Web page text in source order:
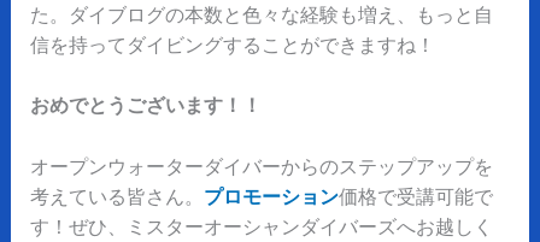
た。ダイブログの本数と色々な経験も増え、もっと自
信を持ってダイビングすることができますね！
おめでとうございます！！
オープンウォーターダイバーからのステップアップを
考えている皆さん。 プロモーション価格で受講可能で
す！ぜひ、ミスターオーシャンダイバーズへお越しく